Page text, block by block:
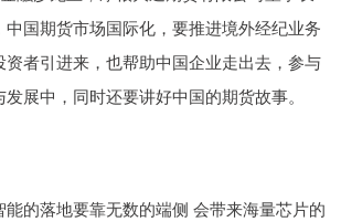
国期货市场国际化，要推进境外经纪业务
者引进来，也帮助中国企业走出去，参与
展中，同时还要讲好中国的期货故事。
的落地要靠无数的端侧 会带来海量芯片的